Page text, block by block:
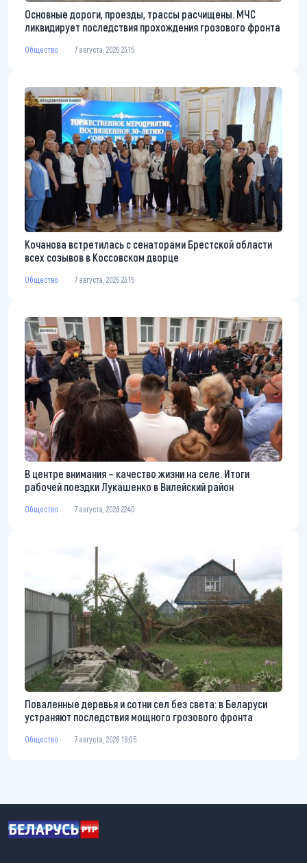
Основные дороги, проезды, трассы расчищены. МЧС
ликвидирует последствия прохождения грозового фронта
Общество 7 августа, 2026 23:15
Кочанова встретилась с сенаторами Брестской области
всех созывов в Коссовском дворце
Общество 7 августа, 2026 23:15
В центре внимания – качество жизни на селе. Итоги
рабочей поездки Лукашенко в Вилейский район
Общество 7 августа, 2026 22:40
Поваленные деревья и сотни сел без света: в Беларуси
устраняют последствия мощного грозового фронта
Общество 7 августа, 2026 18:05